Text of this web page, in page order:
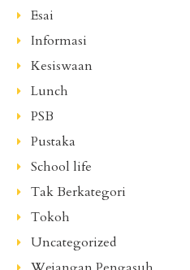
Esai
Informasi
Kesiswaan
Lunch
PSB
Pustaka
School life
Tak Berkategori
Tokoh
Uncategorized